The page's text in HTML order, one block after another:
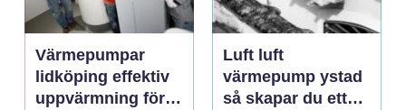
Värmepumpar
lidköping effektiv
uppvärmning för
Luft luft
värmepump ystad
så skapar du ett